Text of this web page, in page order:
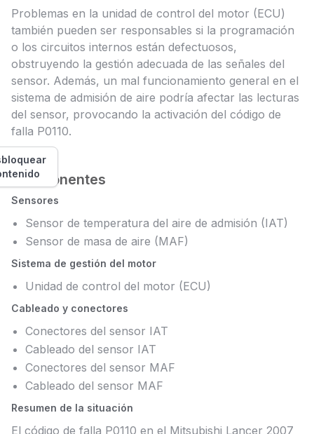
Problemas en la unidad de control del motor (ECU)
también pueden ser responsables si la programación
o los circuitos internos están defectuosos,
obstruyendo la gestión adecuada de las señales del
sensor. Además, un mal funcionamiento general en el
sistema de admisión de aire podría afectar las lecturas
del sensor, provocando la activación del código de
falla P0110.
Componentes
Sensores
Sensor de temperatura del aire de admisión (IAT)
Sensor de masa de aire (MAF)
Sistema de gestión del motor
Unidad de control del motor (ECU)
Cableado y conectores
Conectores del sensor IAT
Cableado del sensor IAT
Conectores del sensor MAF
Cableado del sensor MAF
Resumen de la situación
El código de falla P0110 en el Mitsubishi Lancer 2007